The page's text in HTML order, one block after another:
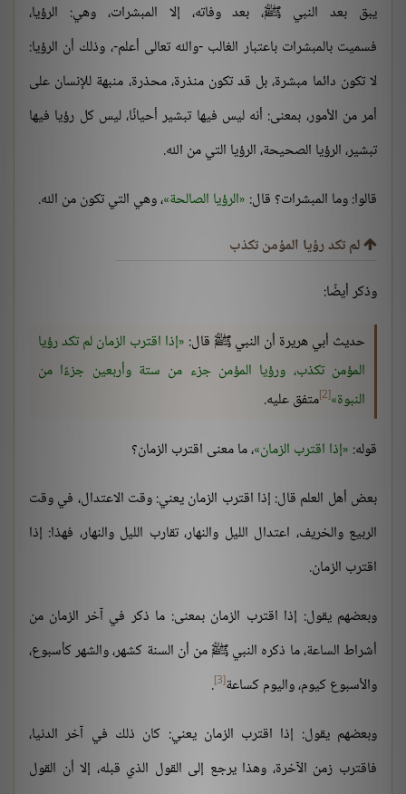
يبق بعد النبي ﷺ، بعد وفاته، إلا المبشرات، وهي: الرؤيا،
فسميت بالمبشرات باعتبار الغالب -والله تعالى أعلم-، وذلك أن الرؤيا:
لا تكون دائما مبشرة، بل قد تكون منذرة، محذرة، منبهة للإنسان على
أمر من الأمور، بمعنى: أنه ليس فيها تبشير أحيانًا، ليس كل رؤيا فيها
تبشير، الرؤيا الصحيحة، الرؤيا التي من الله.
قالوا: وما المبشرات؟ قال: الرؤيا الصالحة ، وهي التي تكون من الله.
لم تكد رؤيا المؤمن تكذب
وذكر أيضًا:
حديث أبي هريرة أن النبي ﷺ قال: إذا اقترب الزمان لم تكد رؤيا
المؤمن تكذب، ورؤيا المؤمن جزء من ستة وأربعين جزءًا من
النبوة [2] متفق عليه.
قوله: إذا اقترب الزمان ، ما معنى اقترب الزمان؟
بعض أهل العلم قال: إذا اقترب الزمان يعني: وقت الاعتدال، في وقت
الربيع والخريف، اعتدال الليل والنهار، تقارب الليل والنهار، فهذا: إذا
اقترب الزمان.
وبعضهم يقول: إذا اقترب الزمان بمعنى: ما ذكر في آخر الزمان من
أشراط الساعة، ما ذكره النبي ﷺ من أن السنة كشهر، والشهر كأسبوع،
والأسبوع كيوم، واليوم كساعة[3]
.
وبعضهم يقول: إذا اقترب الزمان يعني: كان ذلك في آخر الدنيا،
فاقترب زمن الآخرة، وهذا يرجع إلى القول الذي قبله، إلا أن القول